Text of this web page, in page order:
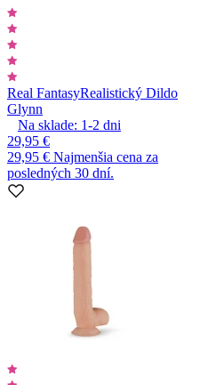
Real FantasyRealistický Dildo
Glynn
Na sklade: 1-2 dni
29,95 €
29,95 € Najmenšia cena za
posledných 30 dní.